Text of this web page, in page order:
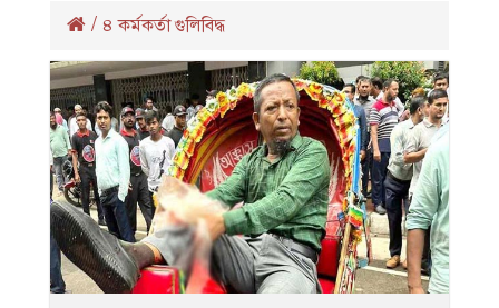
/ ৪ কর্মকর্তা গুলিবিদ্ধ